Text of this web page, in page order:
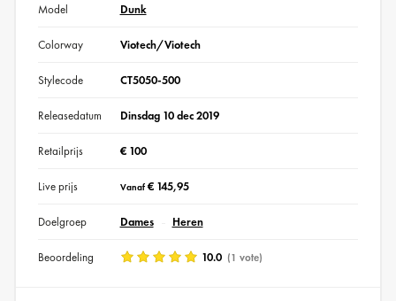
Model Dunk
Colorway Viotech/Viotech
Stylecode CT5050-500
Releasedatum Dinsdag 10 dec 2019
Retailprijs € 100
Live prijs Vanaf€ 145,95
Doelgroep Dames Heren
Beoordeling 10.0 (1 vote)